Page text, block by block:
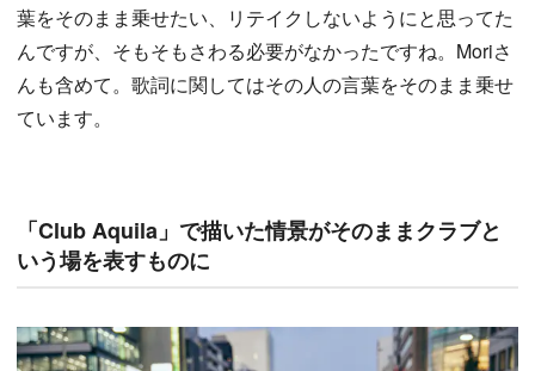
葉をそのまま乗せたい、リテイクしないようにと思ってた
んですが、そもそもさわる必要がなかったですね。Moriさ
んも含めて。歌詞に関してはその人の言葉をそのまま乗せ
ています。
「Club Aquila」で描いた情景がそのままクラブと
いう場を表すものに